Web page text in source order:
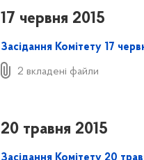
17 червня 2015
Засідання Комітету 17
2 вкладені файли
20 травня 2015